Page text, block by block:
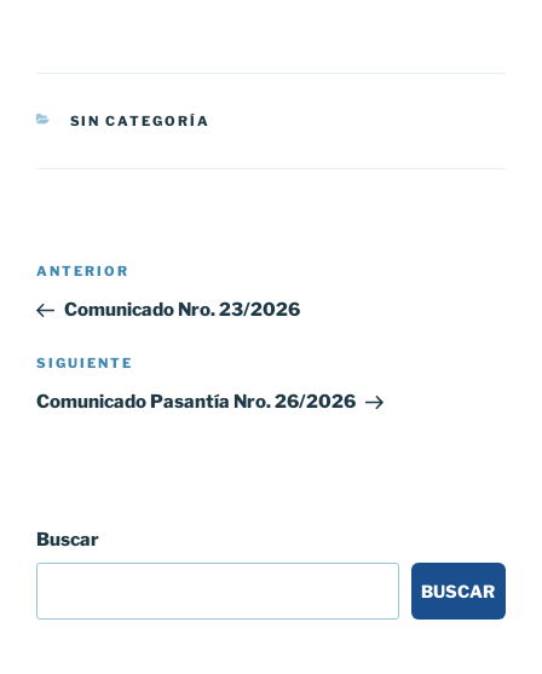
CATEGORÍAS
SIN CATEGORÍA
Navegación
entradas
Entrada
anterior:
ANTERIOR
Comunicado Nro. 23/2026
Siguiente
entrada
SIGUIENTE
Comunicado Pasantía Nro. 26/2026
Buscar
BUSCAR